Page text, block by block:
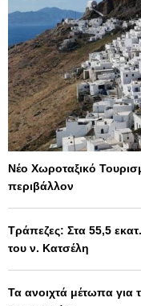
Νέο Χωροταξικό
περιβάλλον
Τράπεζες: Στα 55,5
του ν. Κατσέλη
Τα ανοιχτά μέτωπα για